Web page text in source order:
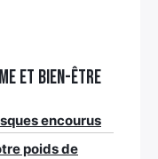
et bien-être
encourus
poids de